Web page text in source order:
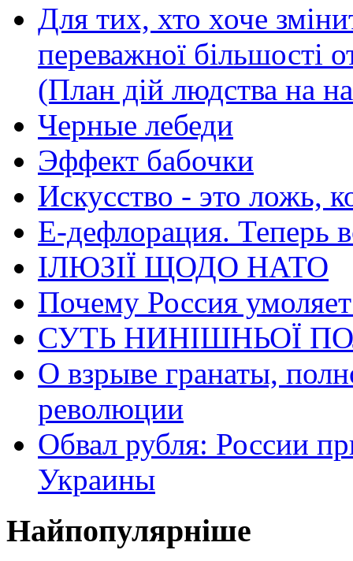
Для тих, хто хоче
переважної більшості
(План дій людства на
Черные лебеди
Эффект бабочки
Искусство - это ложь,
Е-дефлорация. Теперь
ІЛЮЗІЇ ЩОДО НАТО
Почему Россия
СУТЬ НИНІШНЬОЇ
О взрыве гранаты,
революции
Обвал рубля: России
Украины
Найпопулярніше